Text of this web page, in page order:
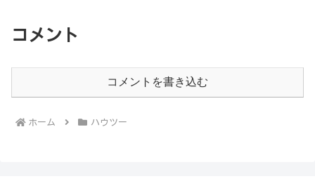
コメント
コメントを書き込む
ホーム ハウツー